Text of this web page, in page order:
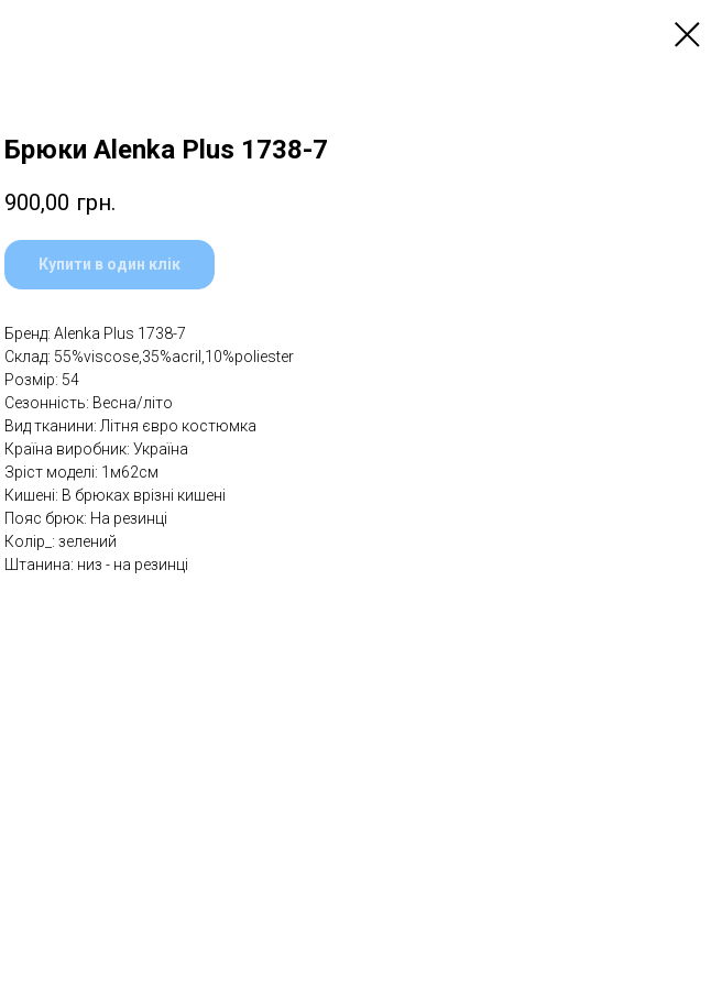
Брюки Alenka Plus 1738-7
900,00 грн.
Купити в один клік
Бренд: Alenka Plus 1738-7
Склад: 55%viscose,35%aсril,10%poliester
Розмір: 54
Сезонність: Весна/літо
Вид тканини: Літня євро костюмка
Країна виробник: Україна
Зріст моделі: 1м62см
Кишені: В брюках врізні кишені
Пояс брюк: На резинці
Колір_: зелений
Штанина: низ - на резинці